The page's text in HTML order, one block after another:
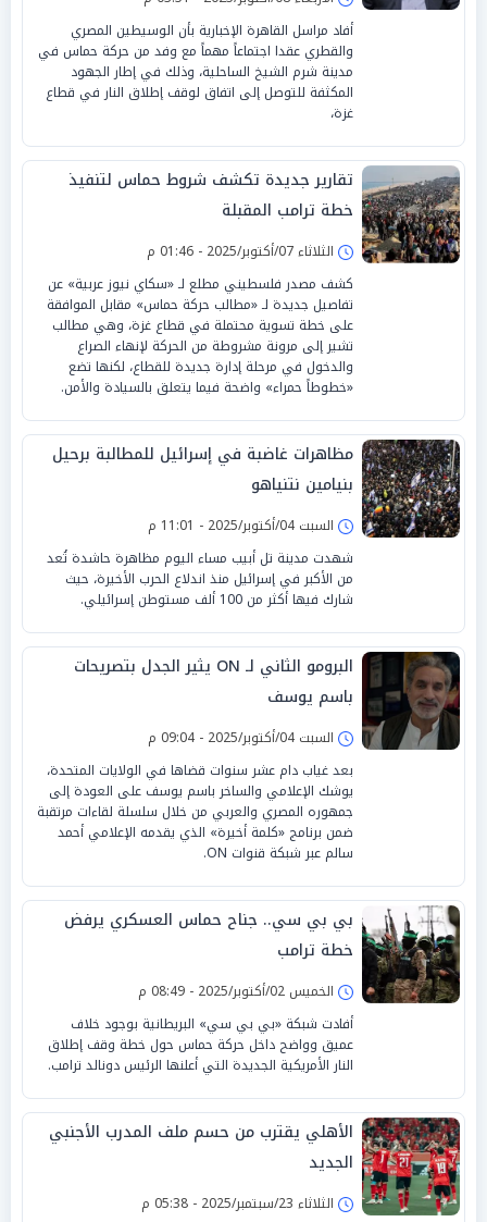
أفاد مراسل القاهرة الإخبارية بأن الوسيطين المصري
والقطري عقدا اجتماعاً مهماً مع وفد من حركة حماس في
مدينة شرم الشيخ الساحلية، وذلك في إطار الجهود
المكثفة للتوصل إلى اتفاق لوقف إطلاق النار في قطاع
غزة،
تقارير جديدة تكشف شروط حماس لتنفيذ
خطة ترامب المقبلة
الثلاثاء 07/أكتوبر/2025 - 01:46 م
كشف مصدر فلسطيني مطلع لـ «سكاي نيوز عربية» عن
تفاصيل جديدة لـ «مطالب حركة حماس» مقابل الموافقة
على خطة تسوية محتملة في قطاع غزة، وهي مطالب
تشير إلى مرونة مشروطة من الحركة لإنهاء الصراع
والدخول في مرحلة إدارة جديدة للقطاع، لكنها تضع
«خطوطاً حمراء» واضحة فيما يتعلق بالسيادة والأمن.
مظاهرات غاضبة في إسرائيل للمطالبة برحيل
بنيامين نتنياهو
السبت 04/أكتوبر/2025 - 11:01 م
شهدت مدينة تل أبيب مساء اليوم مظاهرة حاشدة تُعد
من الأكبر في إسرائيل منذ اندلاع الحرب الأخيرة، حيث
شارك فيها أكثر من 100 ألف مستوطن إسرائيلي.
البرومو الثاني لـ ON يثير الجدل بتصريحات
باسم يوسف
السبت 04/أكتوبر/2025 - 09:04 م
بعد غياب دام عشر سنوات قضاها في الولايات المتحدة،
يوشك الإعلامي والساخر باسم يوسف على العودة إلى
جمهوره المصري والعربي من خلال سلسلة لقاءات مرتقبة
ضمن برنامج «كلمة أخيرة» الذي يقدمه الإعلامي أحمد
سالم عبر شبكة قنوات ON.
بي بي سي.. جناح حماس العسكري يرفض
خطة ترامب
الخميس 02/أكتوبر/2025 - 08:49 م
أفادت شبكة «بي بي سي» البريطانية بوجود خلاف
عميق وواضح داخل حركة حماس حول خطة وقف إطلاق
النار الأمريكية الجديدة التي أعلنها الرئيس دونالد ترامب.
الأهلي يقترب من حسم ملف المدرب الأجنبي
الجديد
الثلاثاء 23/سبتمبر/2025 - 05:38 م